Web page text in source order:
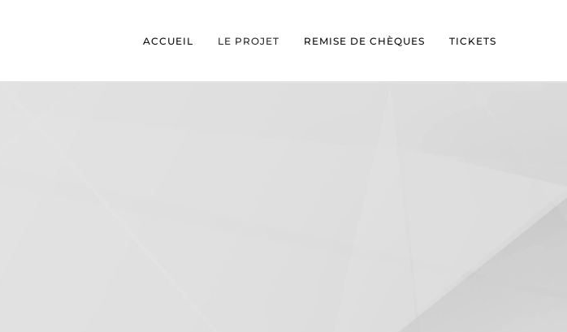
ACCUEIL LE PROJET REMISE DE CHÈQUES TICKETS